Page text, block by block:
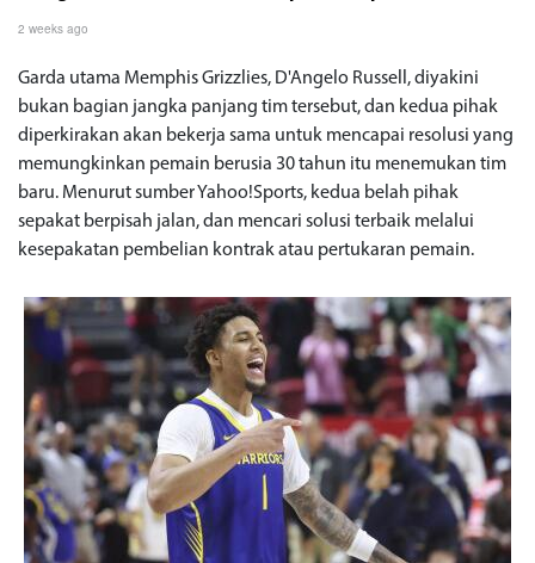
2 weeks ago
Garda utama Memphis Grizzlies, D'Angelo Russell, diyakini
bukan bagian jangka panjang tim tersebut, dan kedua pihak
diperkirakan akan bekerja sama untuk mencapai resolusi yang
memungkinkan pemain berusia 30 tahun itu menemukan tim
baru. Menurut sumber Yahoo!Sports, kedua belah pihak
sepakat berpisah jalan, dan mencari solusi terbaik melalui
kesepakatan pembelian kontrak atau pertukaran pemain.